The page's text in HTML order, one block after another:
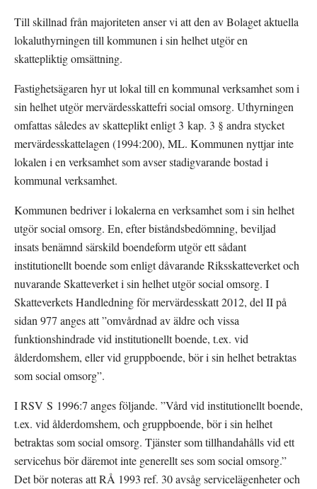
Till skillnad från majoriteten anser vi att den av Bolaget aktuella
lokaluthyrningen till kommunen i sin helhet utgör en
skattepliktig omsättning.
Fastighetsägaren hyr ut lokal till en kommunal verksamhet som i
sin helhet utgör mervärdesskattefri social omsorg. Uthyrningen
omfattas således av skatteplikt enligt 3 kap. 3 § andra stycket
mervärdesskattelagen (1994:200), ML. Kommunen nyttjar inte
lokalen i en verksamhet som avser stadigvarande bostad i
kommunal verksamhet.
Kommunen bedriver i lokalerna en verksamhet som i sin helhet
utgör social omsorg. En, efter biståndsbedömning, beviljad
insats benämnd särskild boendeform utgör ett sådant
institutionellt boende som enligt dåvarande Riksskatteverket och
nuvarande Skatteverket i sin helhet utgör social omsorg. I
Skatteverkets Handledning för mervärdesskatt 2012, del II på
sidan 977 anges att ”omvårdnad av äldre och vissa
funktionshindrade vid institutionellt boende, t.ex. vid
ålderdomshem, eller vid gruppboende, bör i sin helhet betraktas
som social omsorg”.
I RSV S 1996:7 anges följande. ”Vård vid institutionellt boende,
t.ex. vid ålderdomshem, och gruppboende, bör i sin helhet
betraktas som social omsorg. Tjänster som tillhandahålls vid ett
servicehus bör däremot inte generellt ses som social omsorg.”
Det bör noteras att RÅ 1993 ref. 30 avsåg servicelägenheter och